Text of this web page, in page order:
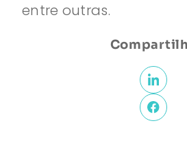
entre outras.